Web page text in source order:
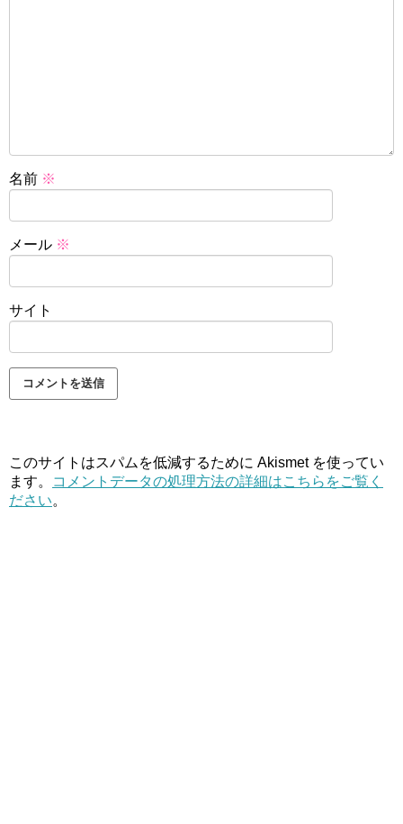
名前 ※
メール ※
サイト
このサイトはスパムを低減するために Akismet を使ってい
ます。
コメントデータの処理方法の詳細はこちらをご覧く
ださい。